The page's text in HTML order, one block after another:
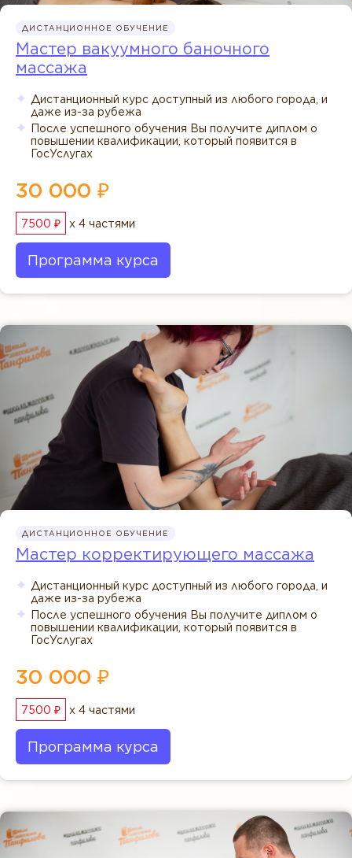
ДИСТАНЦИОННОЕ ОБУЧЕНИЕ
Мастер вакуумного баночного
массажа
Дистанционный курс доступный из любого города, и
даже из-за рубежа
После успешного обучения Вы получите диплом о
повышении квалификации, который появится в
ГосУслугах
30 000 ₽
7500 ₽ x 4 частями
Программа курса
ДИСТАНЦИОННОЕ ОБУЧЕНИЕ
Мастер корректирующего массажа
Дистанционный курс доступный из любого города, и
даже из-за рубежа
После успешного обучения Вы получите диплом о
повышении квалификации, который появится в
ГосУслугах
30 000 ₽
7500 ₽ x 4 частями
Программа курса